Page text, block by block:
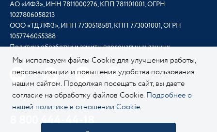
АО «ИФЗ», ИНН 7811000276, КПП 781101001, ОГРН
1027806058213
ООО «ТД ЛФЗ», ИНН 7730518581, КПП 773001001, ОГРН
1057746055388
Политика обработки и защиты персональных данных
8 800 444-44-18
Мы используем файлы Cookie для улучшения работы,
персонализации и повышения удобства пользования
нашим сайтом. Продолжая посещать сайт, вы даете
согласие на обработку файлов Cookie. Подробнее о
нашей политике в отношении Cookie.